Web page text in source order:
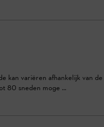
kan variëren afhankelijk van de
80 sneden moge ...